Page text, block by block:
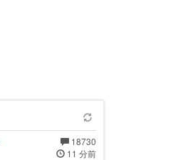
18730
11 分前